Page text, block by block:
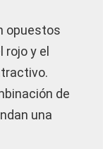
opuestos
y el
de
una